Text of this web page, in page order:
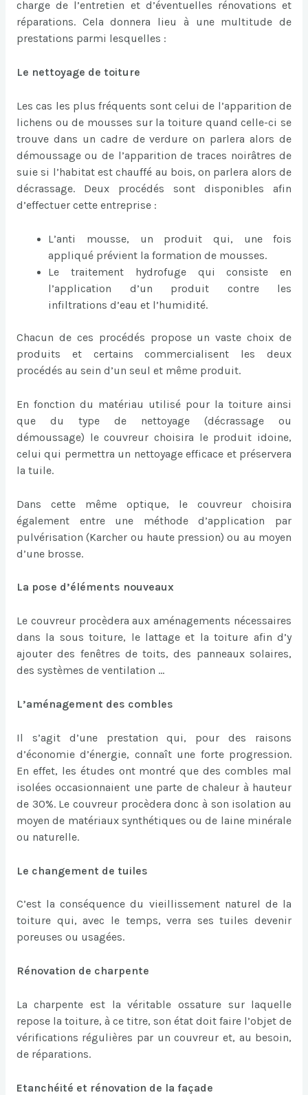
charge de l’entretien et d’éventuelles rénovations et
réparations. Cela donnera lieu à une multitude de
prestations parmi lesquelles :
Le nettoyage de toiture
Les cas les plus fréquents sont celui de l’apparition de
lichens ou de mousses sur la toiture quand celle-ci se
trouve dans un cadre de verdure on parlera alors de
démoussage ou de l’apparition de traces noirâtres de
suie si l’habitat est chauffé au bois, on parlera alors de
décrassage. Deux procédés sont disponibles afin
d’effectuer cette entreprise :
L’anti mousse, un produit qui, une fois
appliqué prévient la formation de mousses.
Le traitement hydrofuge qui consiste en
l’application d’un produit contre les
infiltrations d’eau et l’humidité.
Chacun de ces procédés propose un vaste choix de
produits et certains commercialisent les deux
procédés au sein d’un seul et même produit.
En fonction du matériau utilisé pour la toiture ainsi
que du type de nettoyage (décrassage ou
démoussage) le couvreur choisira le produit idoine,
celui qui permettra un nettoyage efficace et préservera
la tuile.
Dans cette même optique, le couvreur choisira
également entre une méthode d’application par
pulvérisation (Karcher ou haute pression) ou au moyen
d’une brosse.
La pose d’éléments nouveaux
Le couvreur procèdera aux aménagements nécessaires
dans la sous toiture, le lattage et la toiture afin d’y
ajouter des fenêtres de toits, des panneaux solaires,
des systèmes de ventilation …
L’aménagement des combles
Il s’agit d’une prestation qui, pour des raisons
d’économie d’énergie, connaît une forte progression.
En effet, les études ont montré que des combles mal
isolées occasionnaient une parte de chaleur à hauteur
de 30%. Le couvreur procèdera donc à son isolation au
moyen de matériaux synthétiques ou de laine minérale
ou naturelle.
Le changement de tuiles
C’est la conséquence du vieillissement naturel de la
toiture qui, avec le temps, verra ses tuiles devenir
poreuses ou usagées.
Rénovation de charpente
La charpente est la véritable ossature sur laquelle
repose la toiture, à ce titre, son état doit faire l’objet de
vérifications régulières par un couvreur et, au besoin,
de réparations.
Etanchéité et rénovation de la façade